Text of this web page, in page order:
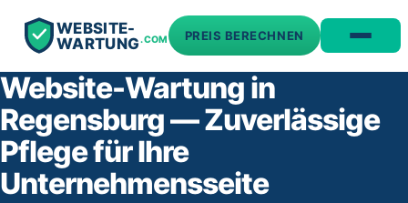
WEBSITE-
WARTUNG.COM PREIS BERECHNEN
Website-Wartung in
Regensburg — Zuverlässige
Pflege für Ihre
Unternehmensseite